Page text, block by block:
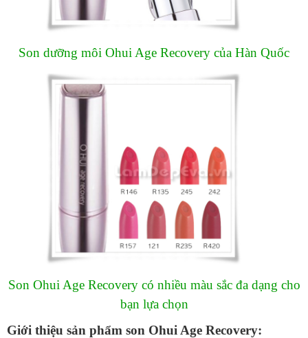
Son dưỡng môi Ohui Age Recovery của Hàn Quốc
Son Ohui Age Recovery có nhiều màu sắc đa dạng cho
bạn lựa chọn
Giới thiệu sản phẩm son Ohui Age Recovery: